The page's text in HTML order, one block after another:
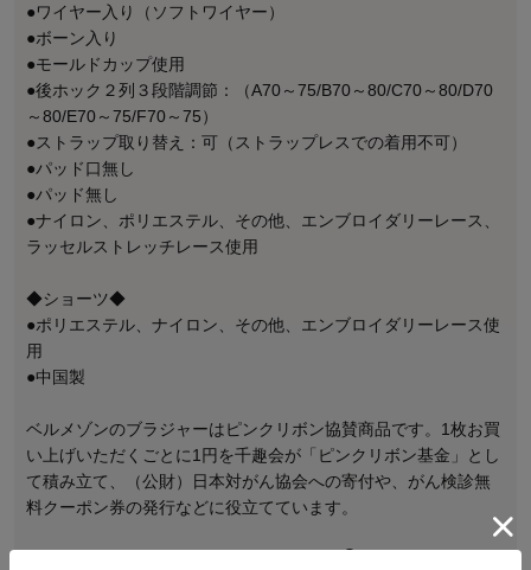
●ワイヤー入り（ソフトワイヤー）
●ボーン入り
●モールドカップ使用
●後ホック２列３段階調節：（A70～75/B70～80/C70～80/D70
～80/E70～75/F70～75）
●ストラップ取り替え：可（ストラップレスでの着用不可）
●パッド口無し
●パッド無し
●ナイロン、ポリエステル、その他、エンブロイダリーレース、
ラッセルストレッチレース使用
◆ショーツ◆
●ポリエステル、ナイロン、その他、エンブロイダリーレース使
用
●中国製
ベルメゾンのブラジャーはピンクリボン協賛商品です。1枚お買
い上げいただくごとに1円を千趣会が「ピンクリボン基金」とし
て積み立て、（公財）日本対がん協会への寄付や、がん検診無
料クーポン券の発行などに役立てています。